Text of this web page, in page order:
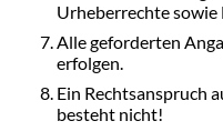
Urheberrechte
Alle geforderten
erfolgen.
Ein Rechtsanspruch
besteht nicht!